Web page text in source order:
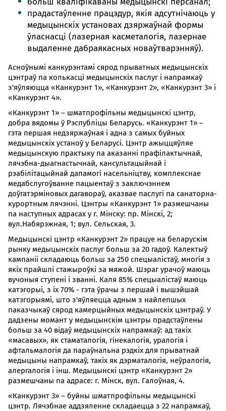
прадастаўленне працэдур, якія адсутнічаюць у
медыцынскіх установах дзяржаўнай формы
ўласнасці (лазерная касметалогія, лазернае
выдаленне дабраякасных новаўтварэнняў).
Асноўнымі канкурэнтамі сярод прыватных медыцынскіх
цэнтраў па колькасці медыцынскіх паслуг і напрамкаў
з'яўляюцца «Канкурэнт 1», «Канкурэнт 2», «Канкурэнт 3» і
«Канкурэнт 4».
«Канкурэнт 1» – шматпрофільны медыцынскі цэнтр,
добра вядомы ў Рэспубліцы Беларусь. «Канкурэнт 1» –
гэта першая недзяржаўная і адна з самых буйных
медыцынскіх устаноў у Беларусі. Цэнтр ажыццяўляе
медыцынскую практыку па аказанні прафілактычнай,
лячэбна-дыагнастычнай, кансультацыйнай і
рэабілітацыйнай дапамогі насельніцтву, комплекснае
медабслугоўванне пацыентаў з заключэннем
доўгатэрміновых дагавораў, аказвае паслугі па санаторна-
курортным лячэнні. Цэнтры «Канкурэнт 1» размешчаны
па наступных адрасах у г. Мінску: пр. Мінскі, 2;
вул.Набярэжная, 1; вул. Сельская, 3.
Медыцынскі цэнтр «Канкурэнт 2» працуе на беларускім
рынку медыцынскіх паслуг больш за 20 гадоў. Калектыў
кампаніі складаюць больш за 250 спецыалістаў, многія з
якіх прайшлі стажыроўкі за мяжой. Шэраг урачоў маюць
вучоныя ступені і званні. Каля 85% спецыалістаў маюць
катэгорыі, з іх 70% - гэта ўрачы з першай і вышэйшай
катэгорыямі, што з'яўляецца адным з найлепшых
паказчыкаў сярод камерцыйных медыцынскіх цэнтраў. У
дадзены момант у медыцынскім цэнтры прадстаўлены
больш за 40 відаў медыцынскіх напрамкаў: ад такіх
«масавых», як стаматалогія, гінекалогія, уралогія і
афтальмалогія да параўнальна рэдкіх для прыватнай
медыцыны напрамкаў, такіх як дэрматалогія, неўралогія,
алергалогія і інш. Медыцынскі цэнтр «Канкурэнт 2»
размешчаны па адрасе: г. Мінск, вул. Галоўная, 4.
«Канкурэнт 3» – буйны шматпрофільны медыцынскі
цэнтр. Лячэбнае аддзяленне складаецца з 22 напрамкаў,